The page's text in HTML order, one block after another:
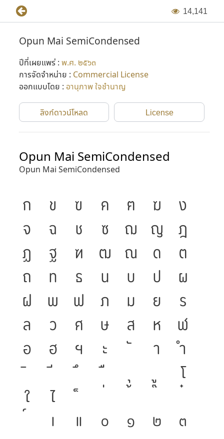
14,141
Opun Mai SemiCondensed
ปีที่เผยแพร่ : พ.ศ. ๒๕๖๓
การจัดจำหน่าย : Commercial License
ออกแบบโดย : อานุภาพ ใจชำนาญ
ลิงก์ดาวน์โหลด License
Opun Mai SemiCondensed
Opun Mai SemiCondensed
ก ข ฃ ค ฅ ฆ
ง
จ
ฉ ช ซ ฌ ญ
ฎ
ฏ
ฐ ฑ ฒ ณ ด
ต
ถ
ท ธ น บ ป
ผ
ฝ
พ ฟ ภ ม ย
ร
ล
ว ศ ษ ส ห
ฬ
อ
ฮ ฯ ะ า
ำ
โ
ใ
ไ
แ ๐ ๑ ๒
๓